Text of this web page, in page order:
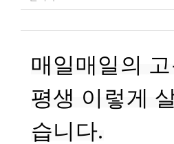
매일매일의
평생 이렇게
습니다.